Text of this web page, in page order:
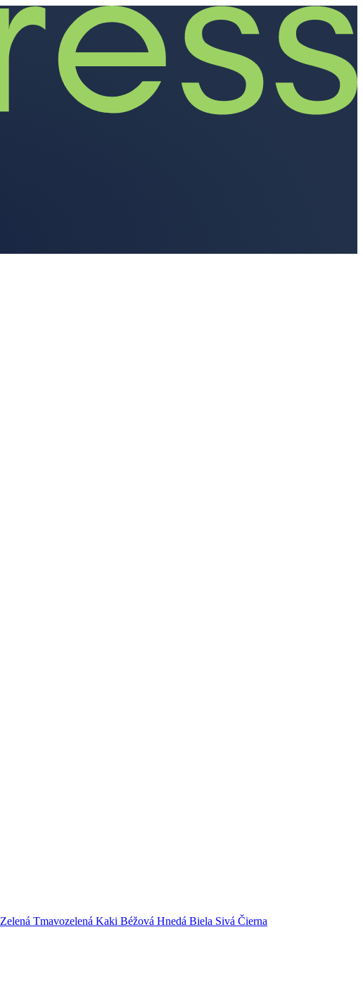
Zelená Tmavozelená Kaki Béžová Hnedá Biela Sivá Čierna